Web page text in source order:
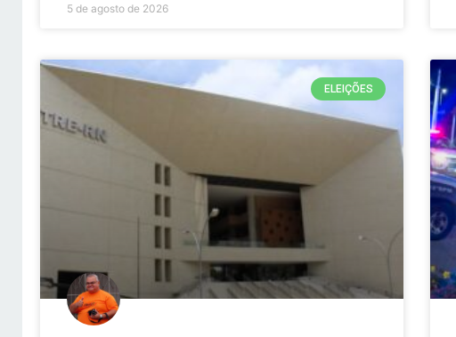
5 de agosto de 2026
ELEIÇÕES